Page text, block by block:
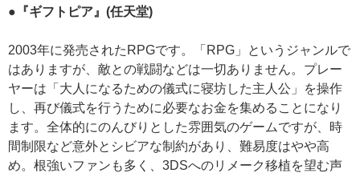
●『ギフトピア』(任天堂)
2003年に発売されたRPGです。「RPG」というジャンルで
はありますが、敵との戦闘などは一切ありません。プレー
ヤーは「大人になるための儀式に寝坊した主人公」を操作
し、再び儀式を行うために必要なお金を集めることになり
ます。全体的にのんびりとした雰囲気のゲームですが、時
間制限など意外とシビアな制約があり、難易度はやや高
め。根強いファンも多く、3DSへのリメーク移植を望む声